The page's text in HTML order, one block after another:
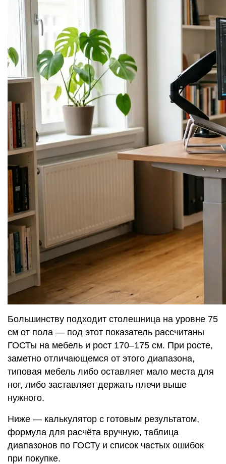
Большинству подходит столешница на уровне 75
см от пола — под этот показатель рассчитаны
ГОСТы на мебель и рост 170–175 см. При росте,
заметно отличающемся от этого диапазона,
типовая мебель либо оставляет мало места для
ног, либо заставляет держать плечи выше
нужного.
Ниже — калькулятор с готовым результатом,
формула для расчёта вручную, таблица
диапазонов по ГОСТу и список частых ошибок
при покупке.